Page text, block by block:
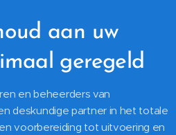
aan uw
geregeld
en beheerders van
deskundige partner in het totale
voorbereiding tot uitvoering en